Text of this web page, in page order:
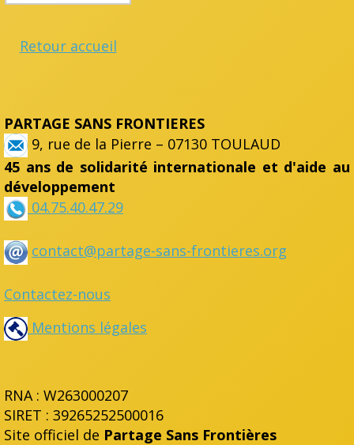
Retour accueil
PARTAGE SANS FRONTIERES
9, rue de la Pierre – 07130 TOULAUD
45 ans de solidarité internationale et d'aide au
développement
04.75.40.47.29
contact@partage-sans-frontieres.org
Contactez-nous
Mentions légales
RNA : W263000207
SIRET : 39265252500016
Site officiel de Partage Sans Frontières